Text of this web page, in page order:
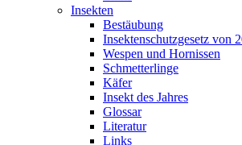
Insekten
Bestäubung
Insektenschutzgesetz von
Wespen und Hornissen
Schmetterlinge
Käfer
Insekt des Jahres
Glossar
Literatur
Links